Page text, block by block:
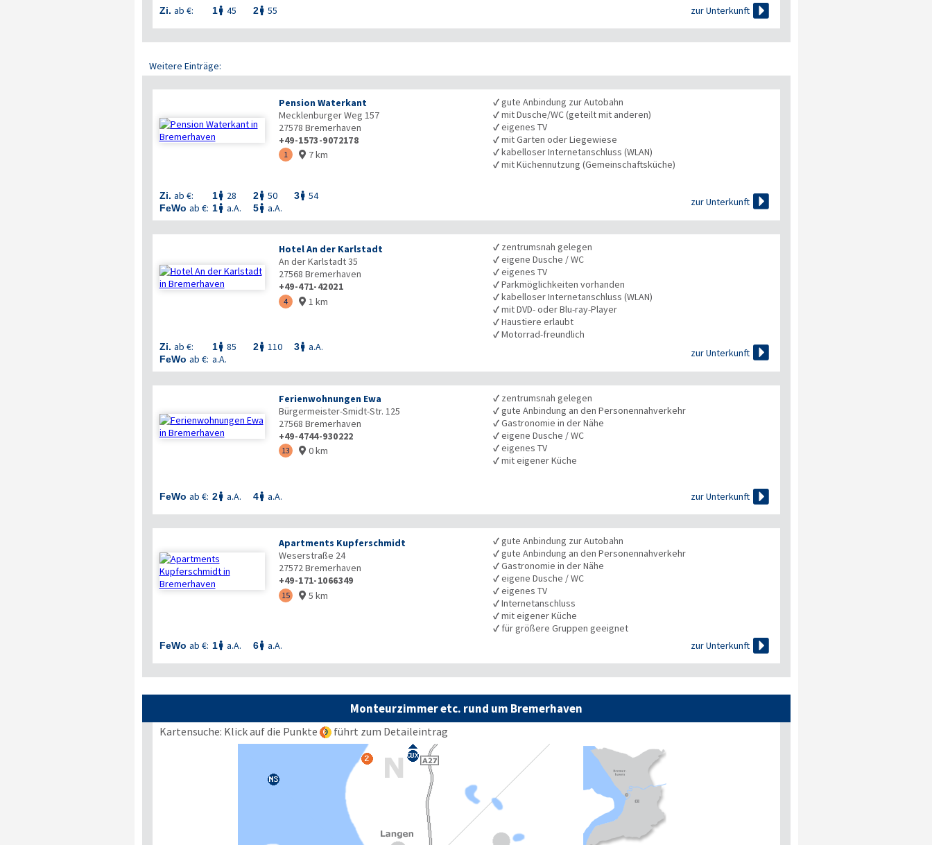
Zi. ab €: 1 45 2 55
zur Unterkunft 
Weitere Einträge:
Pension Waterkant
Mecklenburger Weg 157
27578 Bremerhaven
+49-1573-9072178
1  7 km
Zi. ab €: 1 28 2 50 3 54
FeWo ab €: 1 a.A. 5 a.A.
✓gute Anbindung zur Autobahn
✓mit Dusche/WC (geteilt mit anderen)
✓eigenes TV
✓mit Garten oder Liegewiese
✓kabelloser Internetanschluss (WLAN)
✓mit Küchennutzung (Gemeinschaftsküche)
zur Unterkunft 
Hotel An der Karlstadt
An der Karlstadt 35
27568 Bremerhaven
+49-471-42021
4  1 km
Zi. ab €: 1 85 2 110 3 a.A.
FeWo ab €: a.A.
✓ zentrumsnah gelegen
✓eigene Dusche / WC
✓eigenes TV
✓Parkmöglichkeiten vorhanden
✓kabelloser Internetanschluss (WLAN)
✓mit DVD- oder Blu-ray-Player
✓Haustiere erlaubt
✓Motorrad-freundlich
zur Unterkunft

Ferienwohnungen Ewa
Bürgermeister-Smidt-Str. 125
27568 Bremerhaven
+49-4744-930222
13  0 km
FeWo ab €: 2 a.A. 4 a.A.
✓ zentrumsnah gelegen
✓gute Anbindung an den Personennahverkehr
✓Gastronomie in der Nähe
✓eigene Dusche / WC
✓eigenes TV
✓mit eigener Küche
zur Unterkunft 
Apartments Kupferschmidt
Weserstraße 24
27572Bremerhaven
+49-171-1066349
15  5 km
FeWo ab €: 1 a.A. 6 a.A.
✓gute Anbindung zur Autobahn
✓gute Anbindung an den Personennahverkehr
✓Gastronomie in der Nähe
✓eigene Dusche / WC
✓eigenes TV
✓Internetanschluss
✓mit eigener Küche
✓ für größere Gruppen geeignet
zur Unterkunft 
Monteurzimmer etc. rund um Bremerhaven
Kartensuche: Klick auf die Punkte führt zum Detaileintrag